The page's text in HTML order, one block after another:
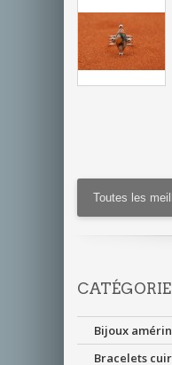
Toutes les
Bijoux
Bracelets cuir